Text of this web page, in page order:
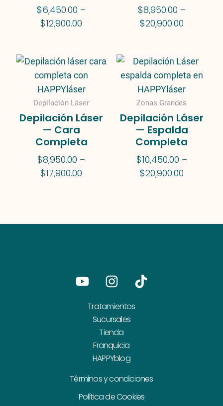
$6,450.00 –
$12,900.00
$8,950.00 –
$20,900.00
Depilación Láser
Depilación Láser
— Cara
Completa
$8,950.00 –
$17,900.00
Price
range:
$8,950.00
through
$17,900.00
Zonas Grandes
Depilación Láser
— Espalda
Completa
$10,450.00 –
$20,900.00
Price
range:
through
YoutubeInstagram
Tiktok
Tratamientos
Sucursales
Tienda
Franquicia
HAPPYblog
Términos y condiciones
Política de Cookies